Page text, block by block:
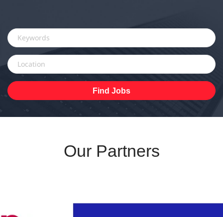
Keywords
Location
Find
Jobs
Find Jobs
Our Partners